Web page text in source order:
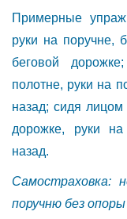
Примерные
руки на поручне,
беговой
полотне, руки на
назад; сидя
дорожке, руки
назад.
Самостраховка:
поручню без опоры